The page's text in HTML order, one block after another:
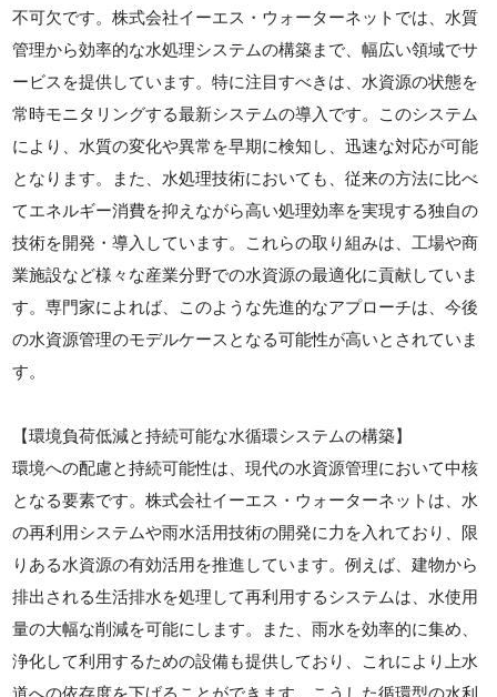
不可欠です。株式会社イーエス・ウォーターネットでは、水質
管理から効率的な水処理システムの構築まで、幅広い領域でサ
ービスを提供しています。特に注目すべきは、水資源の状態を
常時モニタリングする最新システムの導入です。このシステム
により、水質の変化や異常を早期に検知し、迅速な対応が可能
となります。また、水処理技術においても、従来の方法に比べ
てエネルギー消費を抑えながら高い処理効率を実現する独自の
技術を開発・導入しています。これらの取り組みは、工場や商
業施設など様々な産業分野での水資源の最適化に貢献していま
す。専門家によれば、このような先進的なアプローチは、今後
の水資源管理のモデルケースとなる可能性が高いとされていま
す。
【環境負荷低減と持続可能な水循環システムの構築】
環境への配慮と持続可能性は、現代の水資源管理において中核
となる要素です。株式会社イーエス・ウォーターネットは、水
の再利用システムや雨水活用技術の開発に力を入れており、限
りある水資源の有効活用を推進しています。例えば、建物から
排出される生活排水を処理して再利用するシステムは、水使用
量の大幅な削減を可能にします。また、雨水を効率的に集め、
浄化して利用するための設備も提供しており、これにより上水
道への依存度を下げることができます。こうした循環型の水利